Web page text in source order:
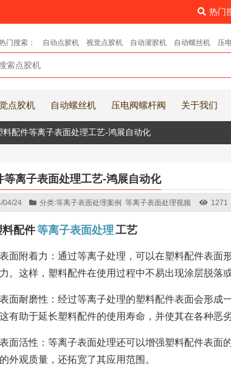
热门
门搜索： 自动点胶机 视觉点胶机 自动灌胶机 自动螺丝机 压
点胶机 自动螺丝机 压电阀螺杆阀 关于我们
料配件等离子表面处理工艺-鸿展自动化
等离子表面处理工艺-鸿展自动化
04/24 分类:等离子表面处理案例 等离子表面处理视频 1271
配件等离子表面处理 工艺
面附着力：通过等离子处理，可以在塑料配件表面
。这样，塑料配件在使用过程中不易出现涂层脱落
面耐磨性：经过等离子处理的塑料配件表面会形成
有助于延长塑料配件的使用寿命，并使其在各种恶
面活性：等离子表面处理还可以增强塑料配件表面
外观质量，还拓宽了其应用范围。